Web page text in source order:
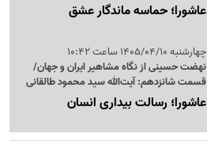
عاشورا؛ حماسه ماندگار عشق
چهارشنبه 1405/04/10 ساعت 10:42
نهضت حسینی از نگاه مشاهیر ایران و جهان/
قسمت شانزدهم: آیت‌الله سید محمود طالقانی
عاشورا؛ رسالت بیداری انسان